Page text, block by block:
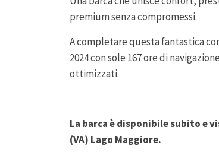
premium senza compromessi.
A completare questa fantastica
2024 con sole 167 ore di
ottimizzati.
La barca è disponibile subito e
(VA) Lago Maggiore.